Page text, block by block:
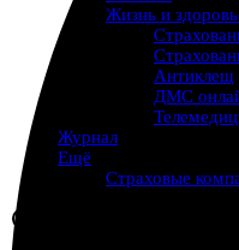
Жизнь и
Антиклещ
ДМС
Журнал
Ещё
Страховые